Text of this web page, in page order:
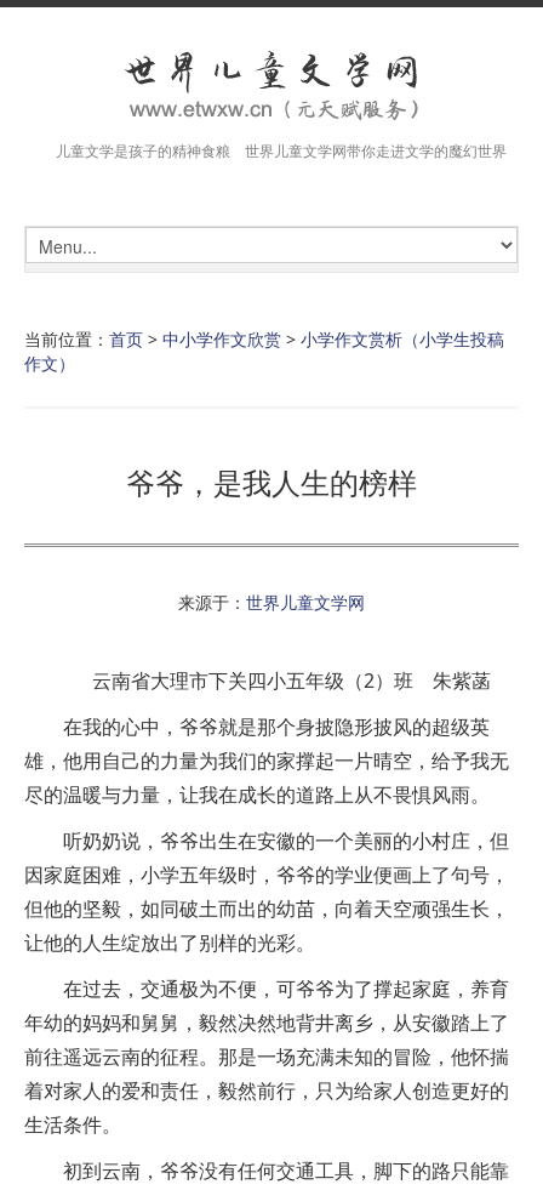
儿童文学是孩子的精神食粮 世界儿童文学网带你走进文学的魔幻世界
当前位置： 首页 > 中小学作文欣赏 > 小学作文赏析（小学生投稿
作文）
爷爷，是我人生的榜样
来源于： 世界儿童文学网
云南省大理市下关四小五年级（2）班 朱紫菡
在我的心中，爷爷就是那个身披隐形披风的超级英
雄，他用自己的力量为我们的家撑起一片晴空，给予我无
尽的温暖与力量，让我在成长的道路上从不畏惧风雨。
听奶奶说，爷爷出生在安徽的一个美丽的小村庄，但
因家庭困难，小学五年级时，爷爷的学业便画上了句号，
但他的坚毅，如同破土而出的幼苗，向着天空顽强生长，
让他的人生绽放出了别样的光彩。
在过去，交通极为不便，可爷爷为了撑起家庭，养育
年幼的妈妈和舅舅，毅然决然地背井离乡，从安徽踏上了
前往遥远云南的征程。那是一场充满未知的冒险，他怀揣
着对家人的爱和责任，毅然前行，只为给家人创造更好的
生活条件。
初到云南，爷爷没有任何交通工具，脚下的路只能靠